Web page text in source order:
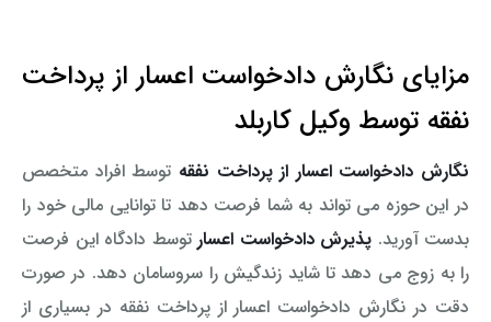
مزایای نگارش دادخواست اعسار از پرداخت
نفقه توسط وکیل کاربلد
نگارش دادخواست اعسار از پرداخت نفقه توسط افراد متخصص
در این حوزه می تواند به شما فرصت دهد تا توانایی مالی خود را
بدست آورید. پذیرش دادخواست اعسار توسط دادگاه این فرصت
را به زوج می دهد تا شاید زندگیش را سروسامان دهد. در صورت
دقت در نگارش دادخواست اعسار از پرداخت نفقه در بسیاری از